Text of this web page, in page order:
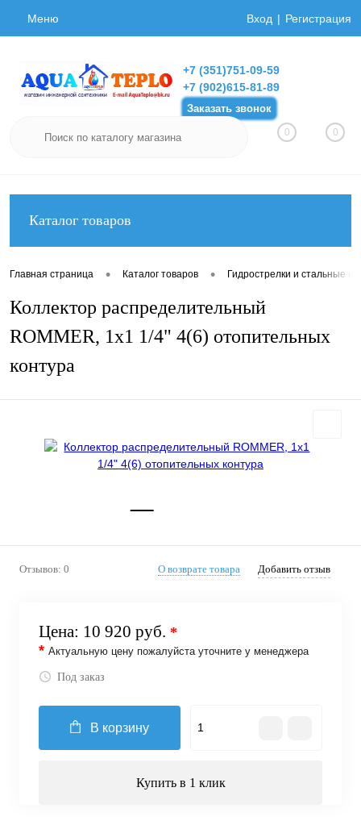
Меню Вход Регистрация
+7 (351)751-09-59
+7 (902)615-81-89
Заказать звонок
0 0
Каталог товаров
Главная страница • Каталог товаров • Гидрострелки и стальные
Коллектор распределительный
ROMMER, 1х1 1/4" 4(6) отопительных
контура
Отзывов: 0 О возврате товара Добавить отзыв
Цена: 10 920 руб. *
* Актуальную цену пожалуйста уточните у менеджера
Под заказ
В корзину
Купить в 1 клик